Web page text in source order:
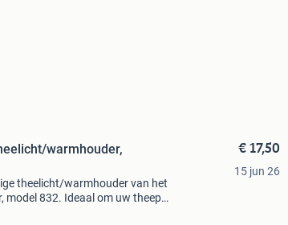
warmhouder,
theelicht/warmhouder van het
model 832. Ideaal om uw theepot
€ 17,50
15 jun 26